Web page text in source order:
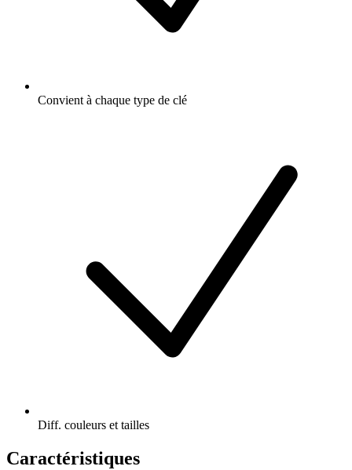
Convient à chaque type de clé
Diff. couleurs et tailles
Caractéristiques